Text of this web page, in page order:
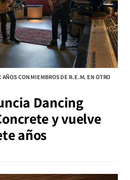
CON MIEMBROS DE R.E.M. EN OTRO
Dancing
y vuelve
años